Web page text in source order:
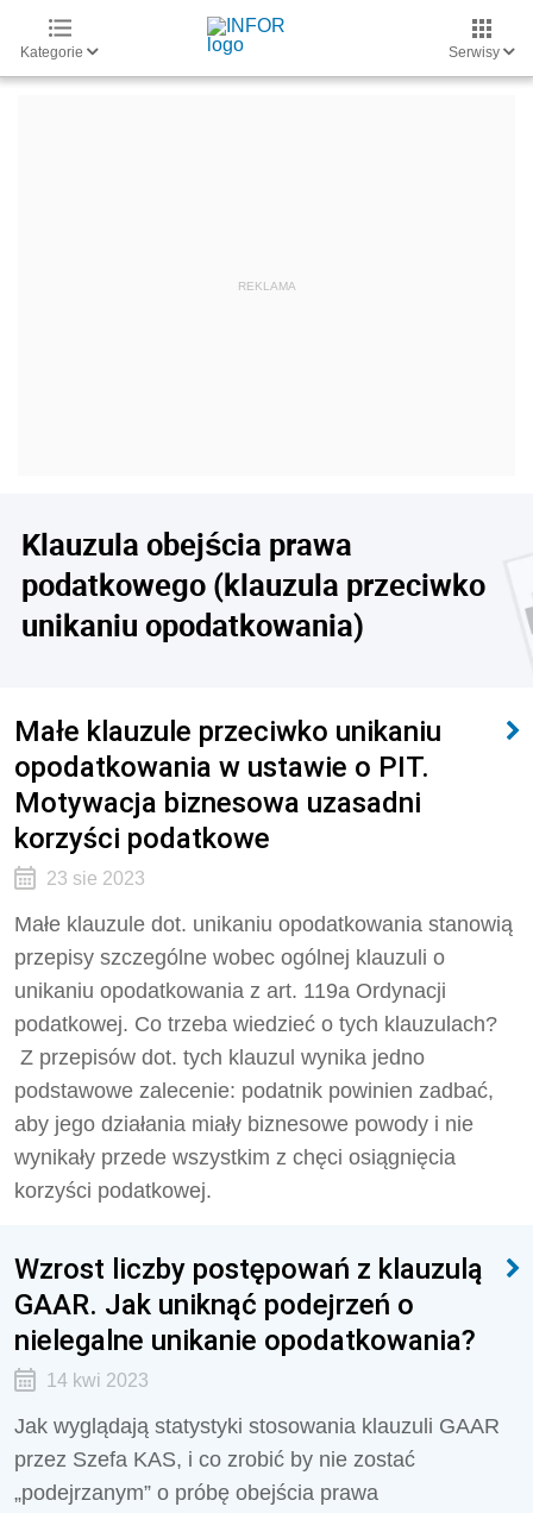
Kategorie Serwisy
Klauzula obejścia prawa
podatkowego (klauzula przeciwko
unikaniu opodatkowania)
Małe klauzule przeciwko unikaniu
opodatkowania w ustawie o PIT.
Motywacja biznesowa uzasadni
korzyści podatkowe
23 sie 2023
Małe klauzule dot. unikaniu opodatkowania stanowią
przepisy szczególne wobec ogólnej klauzuli o
unikaniu opodatkowania z art. 119a Ordynacji
podatkowej. Co trzeba wiedzieć o tych klauzulach?
Z przepisów dot. tych klauzul wynika jedno
podstawowe zalecenie: podatnik powinien zadbać,
aby jego działania miały biznesowe powody i nie
wynikały przede wszystkim z chęci osiągnięcia
korzyści podatkowej.
Wzrost liczby postępowań z klauzulą
GAAR. Jak uniknąć podejrzeń o
nielegalne unikanie opodatkowania?
14 kwi 2023
Jak wyglądają statystyki stosowania klauzuli GAAR
przez Szefa KAS, i co zrobić by nie zostać
„podejrzanym” o próbę obejścia prawa